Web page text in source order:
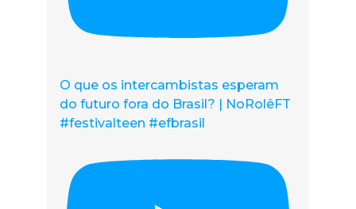
O que os intercambistas esperam
do futuro fora do Brasil? | NoRolêFT
#festivalteen #efbrasil